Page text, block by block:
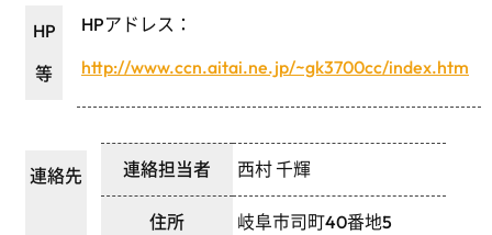
HP
等
HPアドレス：
http://www.ccn.aitai.ne.jp/~gk3700cc/index.htm
連絡先 連絡担当者 西村 千輝
住所 岐阜市司町40番地5